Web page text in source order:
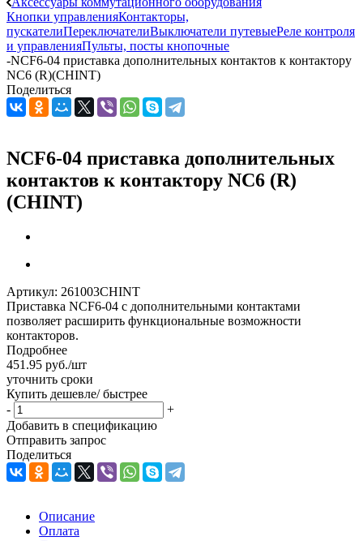
Кнопки управленияКонтакторы,
пускателиПереключателиВыключатели путевыеРеле контроля
и управленияПульты, посты кнопочные
-NCF6-04 приставка дополнительных контактов к контактору
NC6 (R)(CHINT)
Поделиться
NCF6-04 приставка дополнительных
контактов к контактору NC6 (R)
(CHINT)
Артикул: 261003CHINT
Приставка NCF6-04 с дополнительными контактами
позволяет расширить функциональные возможности
контакторов.
Подробнее
451.95 руб./шт
уточнить сроки
Купить дешевле/ быстрее
-
+
Добавить в спецификацию
Отправить запрос
Поделиться
Описание
Оплата